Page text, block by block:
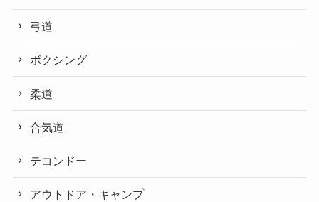
弓道
ボクシング
柔道
合気道
テコンドー
アウトドア・キャンプ